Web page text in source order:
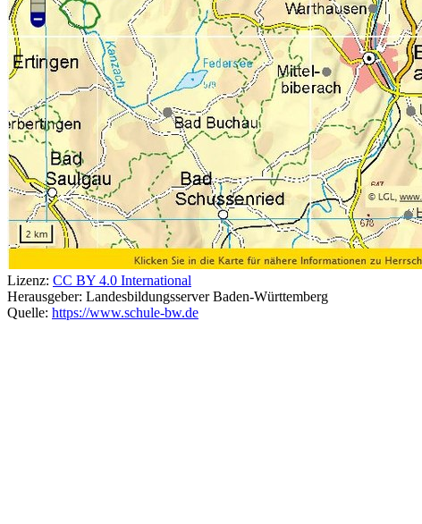
Lizenz: CC BY 4.0 International
Herausgeber: Landesbildungsserver Baden-Württemberg
Quelle: https://www.schule-bw.de